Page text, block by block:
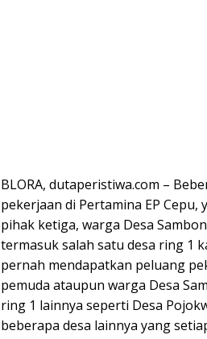
BLORA, dutaperistiwa.com –
pekerjaan di Pertamina EP
pihak ketiga, warga Desa
termasuk salah satu desa ring 1
pernah mendapatkan peluang
pemuda ataupun warga Desa
ring 1 lainnya seperti Desa
beberapa desa lainnya yang